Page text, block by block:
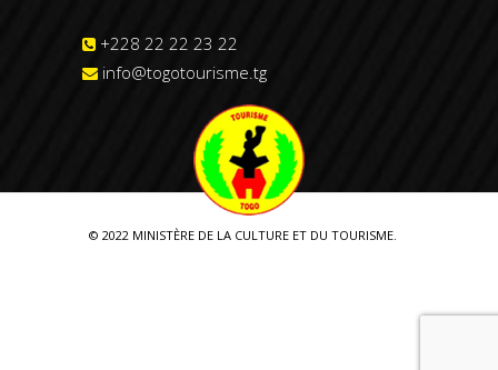
+228 22 22 23 22
info@togotourisme.tg
© 2022 MINISTÈRE DE LA CULTURE ET DU TOURISME.